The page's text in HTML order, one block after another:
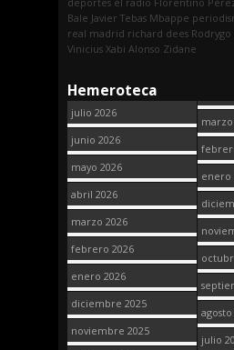
Bale Javier Tebas Mbappe
real madrid richard dees Rodrygo
Vinicius Xabi Alonso Zidane
Hemeroteca
julio 2026
junio 2026
mayo 2026
abril 2026
marzo 2026
febrero 2026
enero 2026
diciembre 2025
noviembre 2025
marzo
enero
agosto
julio